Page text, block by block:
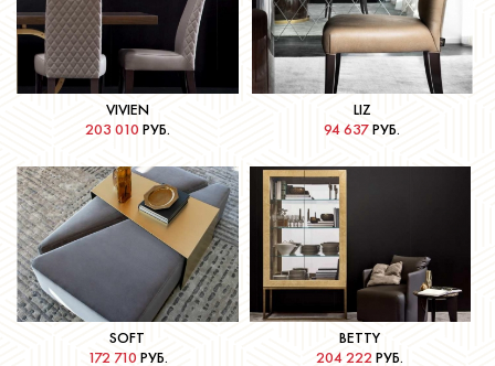
Подробнее Подробнее
VIVIEN
203 010 РУБ.
Подробнее
LIZ
94 637РУБ.
SOFT
172 710 РУБ.
BETTY
204 222РУБ.